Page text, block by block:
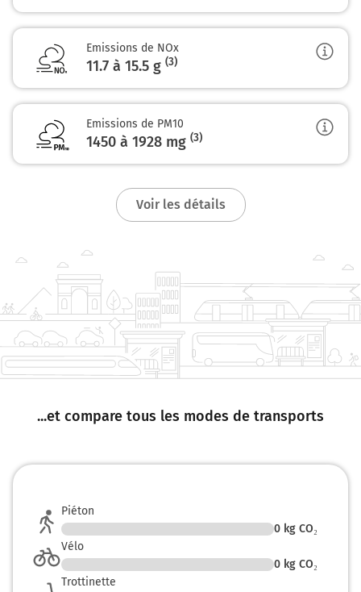
Emissions de NOx
11.7 à 15.5 g (3)
Emissions de PM10
1450 à 1928 mg (3)
Voir les détails
...et compare tous les modes de transports
Piéton
0 kg CO₂
Vélo
0 kg CO₂
Trottinette